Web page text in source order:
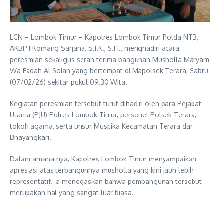
LCN – Lombok Timur – Kapolres Lombok Timur Polda NTB,
AKBP I Komang Sarjana, S.I.K., S.H., menghadiri acara
peresmian sekaligus serah terima bangunan Musholla Maryam
Wa Fadah Al Soian yang bertempat di Mapolsek Terara, Sabtu
(07/02/26) sekitar pukul 09.30 Wita.
Kegiatan peresmian tersebut turut dihadiri oleh para Pejabat
Utama (PJU) Polres Lombok Timur, personel Polsek Terara,
tokoh agama, serta unsur Muspika Kecamatan Terara dan
Bhayangkari.
Dalam amanatnya, Kapolres Lombok Timur menyampaikan
apresiasi atas terbangunnya musholla yang kini jauh lebih
representatif. Ia menegaskan bahwa pembangunan tersebut
merupakan hal yang sangat luar biasa.